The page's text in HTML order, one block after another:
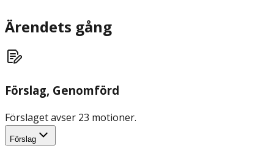
Ärendets gång
Förslag, Genomförd
Förslaget avser 23 motioner.
Förslag